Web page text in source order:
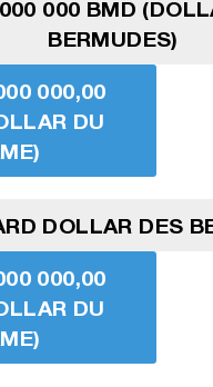
000 BMD
BERMUDES)
000,00
DU
DOLLAR DES
000,00
DU